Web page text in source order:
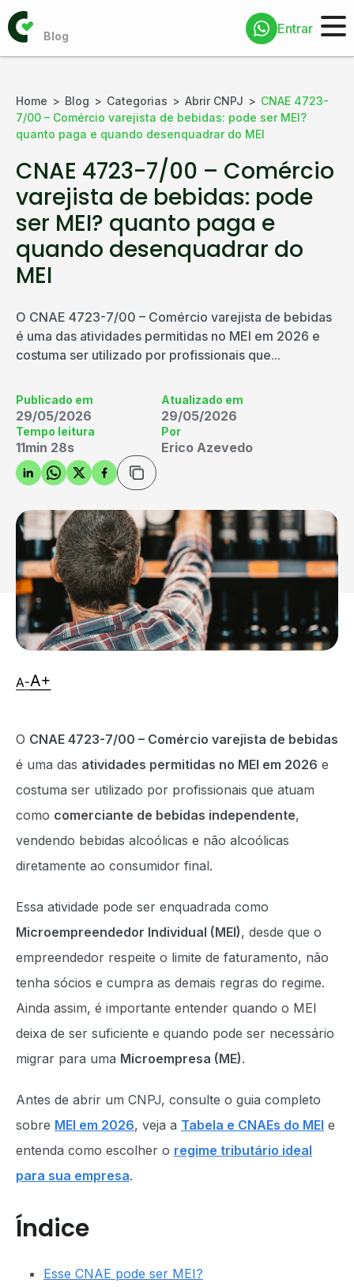
Entrar
Home Blog Categorias Abrir CNPJ
CNAE 4723-
7/00 – Comércio varejista de bebidas: pode ser MEI?
quanto paga e quando desenquadrar do MEI
CNAE 4723-7/00 – Comércio
varejista de bebidas: pode
ser MEI? quanto paga e
quando desenquadrar do
MEI
O CNAE 4723-7/00 – Comércio varejista de bebidas
é uma das atividades permitidas no MEI em 2026 e
costuma ser utilizado por profissionais que...
Publicado em
29/05/2026
Atualizado em
29/05/2026
Tempo leitura
11min 28s
Por
Erico Azevedo
O CNAE 4723-7/00 – Comércio varejista de bebidas
é uma das atividades permitidas no MEI em 2026 e
costuma ser utilizado por profissionais que atuam
como comerciante de bebidas independente,
vendendo bebidas alcoólicas e não alcoólicas
diretamente ao consumidor final.
Essa atividade pode ser enquadrada como
Microempreendedor Individual (MEI), desde que o
empreendedor respeite o limite de faturamento, não
tenha sócios e cumpra as demais regras do regime.
Ainda assim, é importante entender quando o MEI
deixa de ser suficiente e quando pode ser necessário
migrar para uma Microempresa (ME).
Antes de abrir um CNPJ, consulte o guia completo
sobre MEI em 2026, veja a Tabela e CNAEs do MEI e
entenda como escolher o regime tributário ideal
para sua empresa.
Índice
Esse CNAE pode ser MEI?